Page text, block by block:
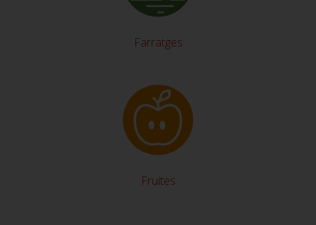
Farratges
Fruites